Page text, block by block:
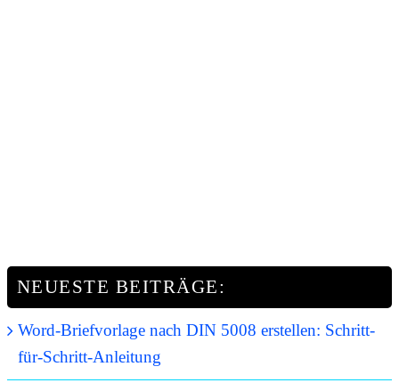
NEUESTE BEITRÄGE:
Word-Briefvorlage nach DIN 5008 erstellen: Schritt-
für-Schritt-Anleitung